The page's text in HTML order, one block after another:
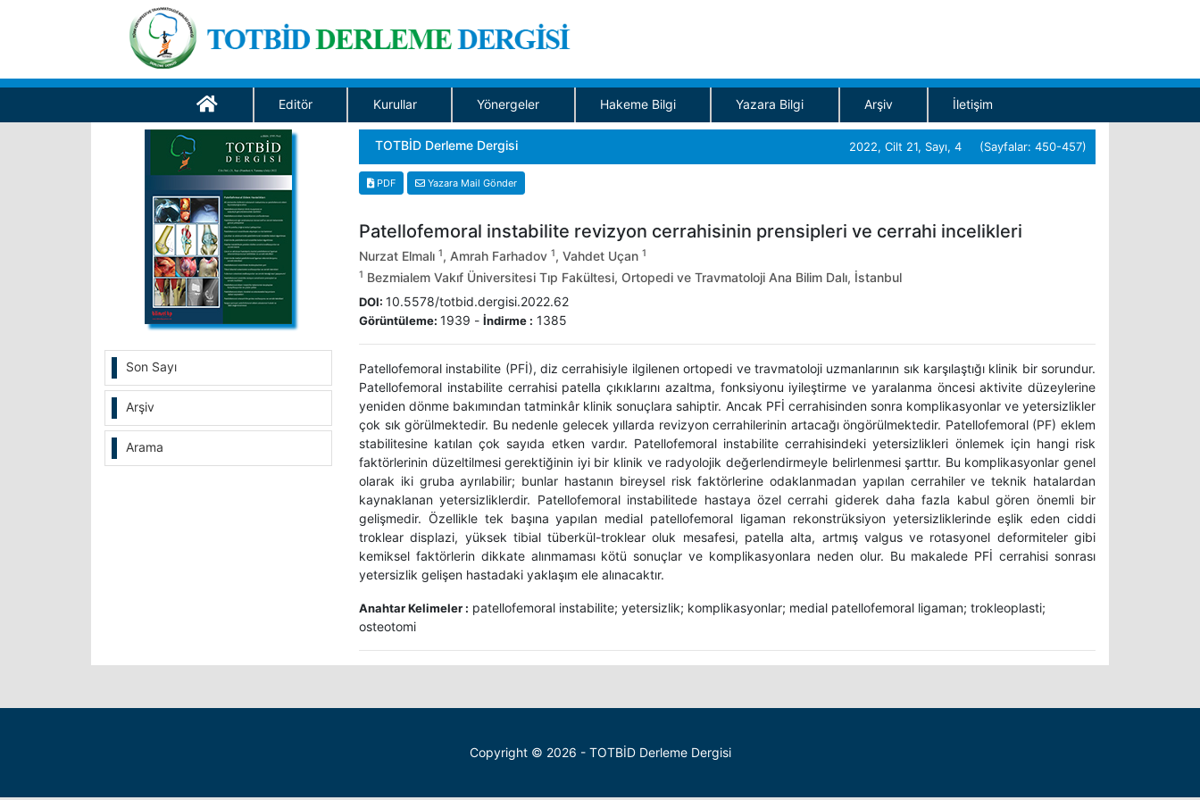
Editör Kurullar Yönergeler Hakeme Bilgi Yazara Bilgi Arşiv İletişim
Son Sayı
Arşiv
Arama
TOTBİD Derleme Dergisi 2022, Cilt 21, Sayı, 4 (Sayfalar: 450-457)
PDF Yazara Mail Gönder
Patellofemoral instabilite revizyon cerrahisinin prensipleri ve cerrahi incelikleri
Nurzat Elmalı 1, Amrah Farhadov 1, Vahdet Uçan 1
1 Bezmialem Vakıf Üniversitesi Tıp Fakültesi, Ortopedi ve Travmatoloji Ana Bilim Dalı, İstanbul
DOI: 10.5578/totbid.dergisi.2022.62
Görüntüleme: 1939 - İndirme : 1385
Patellofemoral instabilite (PFİ), diz cerrahisiyle ilgilenen ortopedi ve travmatoloji uzmanlarının sık karşılaştığı klinik bir sorundur.
Patellofemoral instabilite cerrahisi patella çıkıklarını azaltma, fonksiyonu iyileştirme ve yaralanma öncesi aktivite düzeylerine
yeniden dönme bakımından tatminkâr klinik sonuçlara sahiptir. Ancak PFİ cerrahisinden sonra komplikasyonlar ve yetersizlikler
çok sık görülmektedir. Bu nedenle gelecek yıllarda revizyon cerrahilerinin artacağı öngörülmektedir. Patellofemoral (PF) eklem
stabilitesine katılan çok sayıda etken vardır. Patellofemoral instabilite cerrahisindeki yetersizlikleri önlemek için hangi risk
faktörlerinin düzeltilmesi gerektiğinin iyi bir klinik ve radyolojik değerlendirmeyle belirlenmesi şarttır. Bu komplikasyonlar genel
olarak iki gruba ayrılabilir; bunlar hastanın bireysel risk faktörlerine odaklanmadan yapılan cerrahiler ve teknik hatalardan
kaynaklanan yetersizliklerdir. Patellofemoral instabilitede hastaya özel cerrahi giderek daha fazla kabul gören önemli bir
gelişmedir. Özellikle tek başına yapılan medial patellofemoral ligaman rekonstrüksiyon yetersizliklerinde eşlik eden ciddi
troklear displazi, yüksek tibial tüberkül-troklear oluk mesafesi, patella alta, artmış valgus ve rotasyonel deformiteler gibi
kemiksel faktörlerin dikkate alınmaması kötü sonuçlar ve komplikasyonlara neden olur. Bu makalede PFİ cerrahisi sonrası
yetersizlik gelişen hastadaki yaklaşım ele alınacaktır.
Anahtar Kelimeler : patellofemoral instabilite; yetersizlik; komplikasyonlar; medial patellofemoral ligaman; trokleoplasti;
osteotomi
Copyright © 2026 - TOTBİD Derleme Dergisi